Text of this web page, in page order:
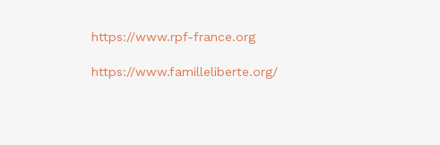
https://www.rpf-france.org
https://www.familleliberte.org/